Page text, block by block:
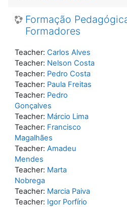
Formação
Formadores
Teacher: Carlos Alves
Teacher: Nelson Costa
Teacher: Pedro Costa
Teacher: Paula Freitas
Teacher: Pedro
Gonçalves
Teacher: Márcio Lima
Teacher: Francisco
Magalhães
Teacher: Amadeu
Mendes
Teacher: Marta
Nobrega
Teacher: Marcia Paiva
Teacher: Igor Porfírio